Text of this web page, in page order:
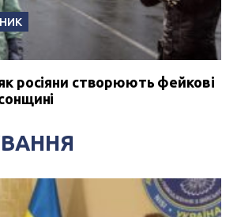
росіяни створюють фейкові